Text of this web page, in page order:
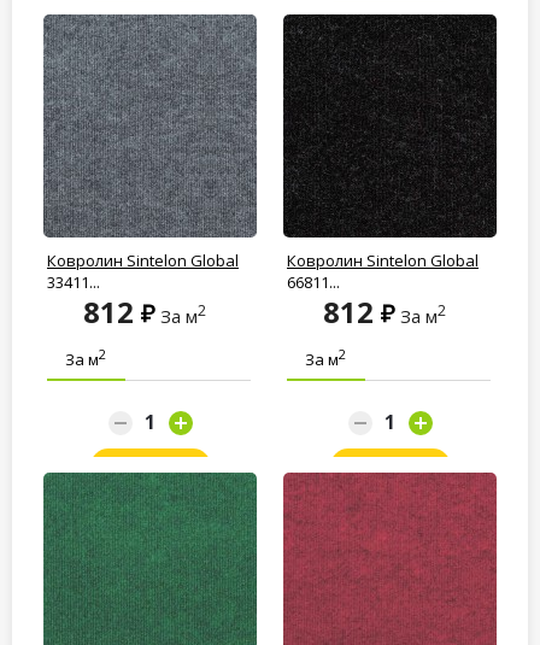
Ковролин Sintelon Global
33411...
812 За м2
За м2
Ковролин Sintelon Global
66811...
812 За м2
За м2